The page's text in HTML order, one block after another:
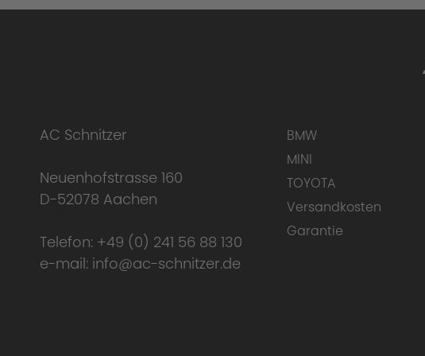
Einzigartigkeit der AC Schnitzer
AC Schnitzer
Neuenhofstrasse 160
D-52078 Aachen
Telefon: +49 (0) 241 56 88 130
e-mail: info@ac-schnitzer.de
BMW
MINI
TOYOTA
Versandkosten
Garantie